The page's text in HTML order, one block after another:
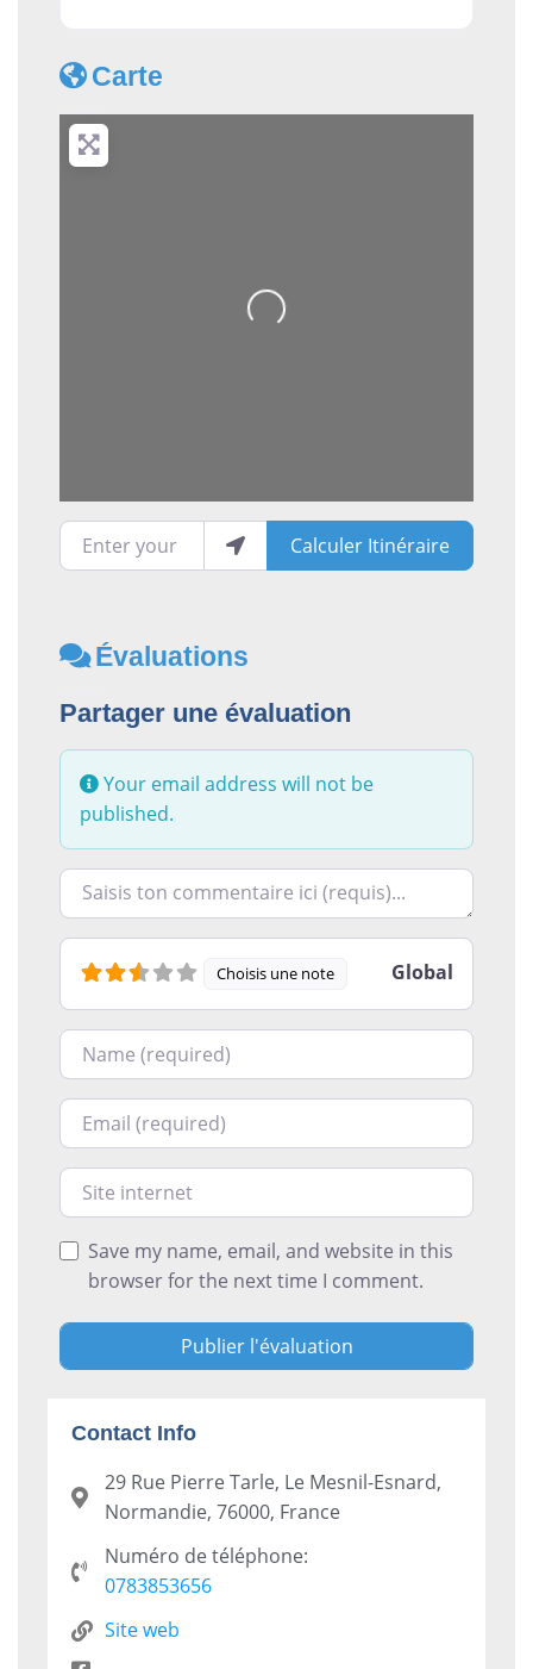
Carte
Loading...
Enter your location Calculer Itinéraire
Évaluations
Partager une évaluation
Your email address will not be
published.
Racontez-nous ce que vous avez le plus et le
Choisis une note Global
Nom
Courriel
Site internet
Save my name, email, and website in this
browser for the next time I comment.
Contact Info
29 Rue Pierre Tarle, Le Mesnil-Esnard,
Normandie, 76000, France
Numéro de téléphone:
0783853656
Site web